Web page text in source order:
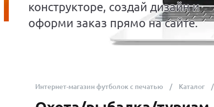
конструкторе, создай дизайн и
оформи заказ прямо на сайте.
Интернет-магазин футболок с печатью Каталог